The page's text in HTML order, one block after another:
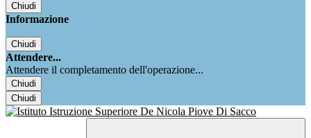
Chiudi
Informazione
Chiudi
Attendere...
Attendere il completamento dell'operazione...
Chiudi
Chiudi